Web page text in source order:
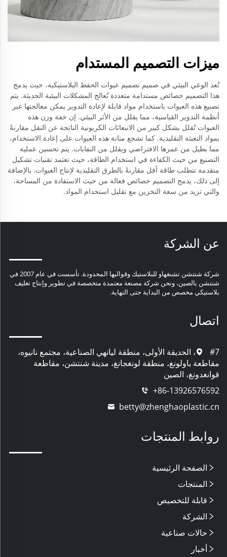
ميزات التصميم المستدام
تُعد الوعي البيئي في صميم تصميم عبوات الحفظ البلاستيكية، حيث يدمج
هذا التصميم خصائص مستدامة متعددة تُعالج المشكلات البيئية الحديثة. يتم
تصنيع هذه العبوات باستخدام مواد قابلة لإعادة التدوير يمكن معالجتها عبر
أنظمة التدوير القياسية، مما يقلل من الأثر البيئي. إن خفة وزن هذه
العبوات تُقلل بشكل كبير من الانبعاثات الكربونية الناتجة عن النقل مقارنةً
بمواد التعبئة التقليدية. كما تشجع متانة هذه العبوات على إعادة الاستخدام،
مما يطيل من عمرها الافتراضي ويقلل من النفايات. يتم تحسين عملية
التصنيع من حيث الكفاءة في استخدام الطاقة، حيث تعتمد تقنيات تشكيل
متقدمة تتطلب طاقة أقل مقارنةً بالطرق التقليدية لإنتاج العبوات. بالإضافة
إلى ذلك، يدمج التصميم خصائص فعالة من حيث الاستفادة من المساحة،
والتي تزيد من سعة التخزين مع تقليل استخدام المواد.
عن الشركة
شركة شنتشن تشنغهاو للبلاستيك وقوالبها المحدودة. تأسست في عام 2007 في
شنتشن بالصين، ونحن شركة مصنعة معتمدة متخصصة في تطوير وإنتاج تغليف
بلاستيكي مخصص من البداية حتى النهاية.
اتصال
#7، الحديقة الأولى، منطقة ليانهي الصناعية، مجتمع نانيوه،
مقاطعة باولونغ، منطقة لونغجانغ، مدينة شنتشن، مقاطعة
قوانغدونغ، الصين
+86-13926576592
betty@zhenghaoplastic.cn
روابط المنتجات
الصفحة الرئيسية
المنتجات
قابلة للتخصيص
الشركة
حالات صناعية
أخبار